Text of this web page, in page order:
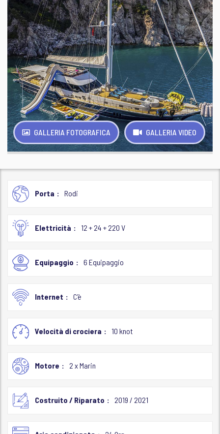
GALLERIA FOTOGRAFICA GALLERIA VIDEO
Porta Rodi
Elettricità 12 + 24 + 220 V
Equipaggio 6 Equipaggio
Internet C'è
Velocità di crociera 10 knot
Motore 2 x Marin
Costruito / Riparato 2019 / 2021